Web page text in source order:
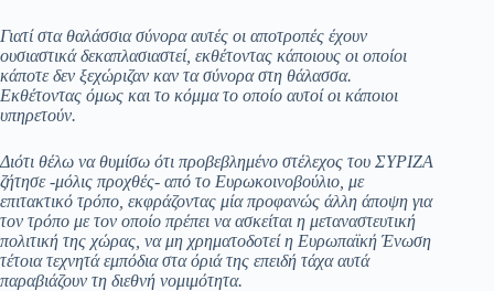
Γιατί στα θαλάσσια σύνορα αυτές οι αποτροπές έχουν
ουσιαστικά δεκαπλασιαστεί, εκθέτοντας κάποιους οι οποίοι
κάποτε δεν ξεχώριζαν καν τα σύνορα στη θάλασσα.
Εκθέτοντας όμως και το κόμμα το οποίο αυτοί οι κάποιοι
υπηρετούν.
Διότι θέλω να θυμίσω ότι προβεβλημένο στέλεχος του ΣΥΡΙΖΑ
ζήτησε -μόλις προχθές- από το Ευρωκοινοβούλιο, με
επιτακτικό τρόπο, εκφράζοντας μία προφανώς άλλη άποψη για
τον τρόπο με τον οποίο πρέπει να ασκείται η μεταναστευτική
πολιτική της χώρας, να μη χρηματοδοτεί η Ευρωπαϊκή Ένωση
τέτοια τεχνητά εμπόδια στα όριά της επειδή τάχα αυτά
παραβιάζουν τη διεθνή νομιμότητα.